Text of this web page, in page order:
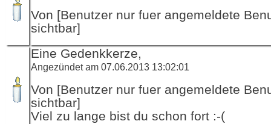
Von [Benutzer nur fuer angemeldete
sichtbar]
Eine Gedenkkerze,
Angezündet am 07.06.2013 13:02:01
Von [Benutzer nur fuer angemeldete
sichtbar]
Viel zu lange bist du schon fort :-(